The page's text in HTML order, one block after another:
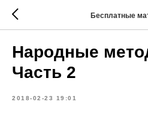
Бесплатные
Народные
Часть 2
2018-02-23 19:01